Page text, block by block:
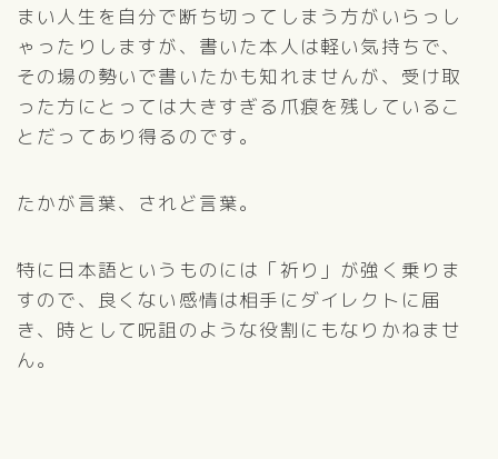
まい人生を自分で断ち切ってしまう方がいらっし
ゃったりしますが、書いた本人は軽い気持ちで、
その場の勢いで書いたかも知れませんが、受け取
った方にとっては大きすぎる爪痕を残しているこ
とだってあり得るのです。
たかが言葉、されど言葉。
特に日本語というものには「祈り」が強く乗りま
すので、良くない感情は相手にダイレクトに届
き、時として呪詛のような役割にもなりかねませ
ん。